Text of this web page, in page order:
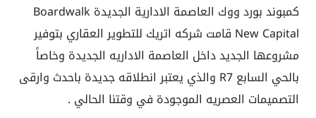
كمبوند بورد ووك العاصمة الادارية الجديدة Boardwalk
New Capital قامت شركه اتريك للتطوير العقاري بتوفير
مشروعها الجديد داخل العاصمة الاداريه الجديدة وخاصاً
بالحي السابع R7 والذي يعتبر انطلاقه جديدة باحدث وارقى
التصميمات العصريه الموجودة في وقتنا الحالي .